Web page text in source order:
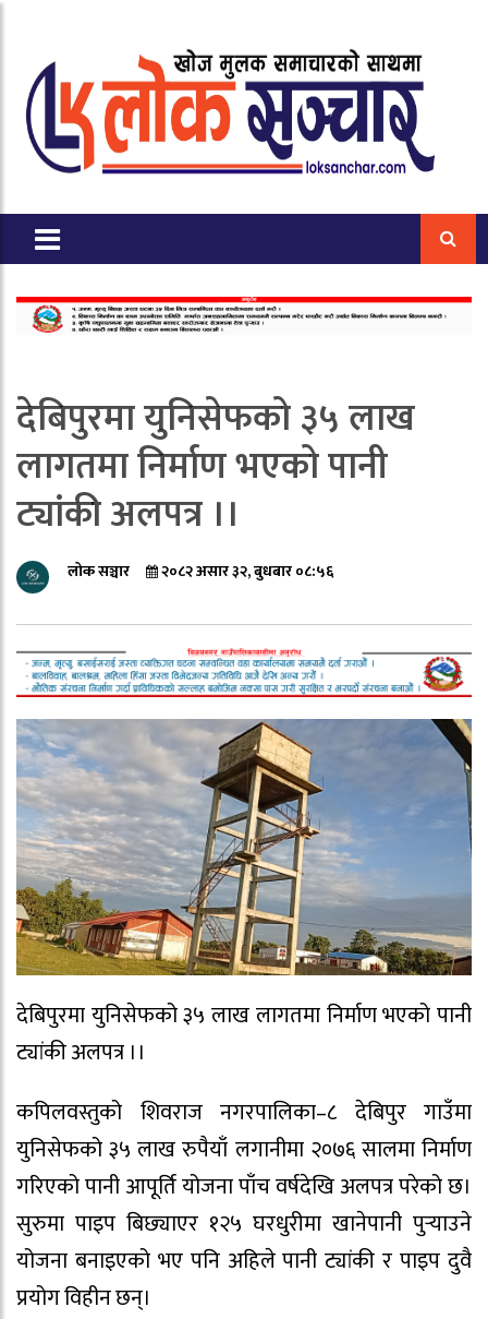
देबिपुरमा युनिसेफको ३५ लाख
लागतमा निर्माण भएको पानी
ट्यांकी अलपत्र ।।
लोक सञ्चार २०८२ असार ३२, बुधबार ०८:५६
देबिपुरमा युनिसेफको ३५ लाख लागतमा निर्माण भएको पानी
ट्यांकी अलपत्र ।।
कपिलवस्तुको शिवराज नगरपालिका–८ देबिपुर गाउँमा
युनिसेफको ३५ लाख रुपैयाँ लगानीमा २०७६ सालमा निर्माण
गरिएको पानी आपूर्ति योजना पाँच वर्षदेखि अलपत्र परेको छ।
सुरुमा पाइप बिछ्याएर १२५ घरधुरीमा खानेपानी पुर्‍याउने
योजना बनाइएको भए पनि अहिले पानी ट्यांकी र पाइप दुवै
प्रयोग विहीन छन्।